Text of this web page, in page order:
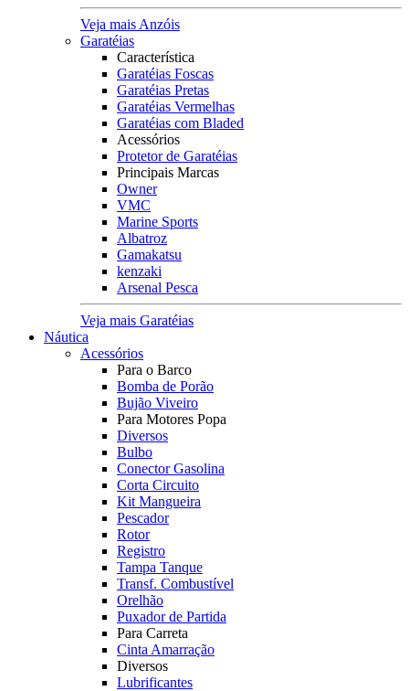
Veja mais Anzóis
Garatéias
Característica
Garatéias Foscas
Garatéias Pretas
Garatéias Vermelhas
Garatéias com Bladed
Acessórios
Protetor de Garatéias
Principais Marcas
Owner
VMC
Marine Sports
Albatroz
Gamakatsu
kenzaki
Arsenal Pesca
Veja mais Garatéias
Náutica
Acessórios
Para o Barco
Bomba de Porão
Bujão Viveiro
Para Motores Popa
Diversos
Bulbo
Conector Gasolina
Corta Circuito
Kit Mangueira
Pescador
Rotor
Registro
Tampa Tanque
Transf. Combustível
Orelhão
Puxador de Partida
Para Carreta
Cinta Amarração
Diversos
Lubrificantes